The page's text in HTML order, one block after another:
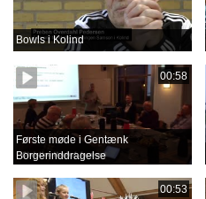
Bowls i Kolind
00:58
Første møde i Gentænk
Borgerinddragelse
00:53